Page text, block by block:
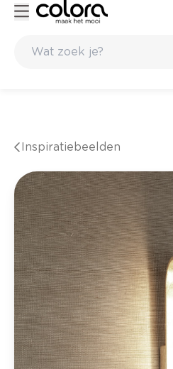
Inspiratiebeelden